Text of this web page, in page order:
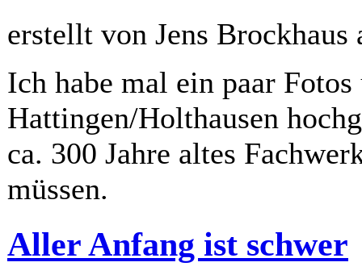
erstellt von Jens Brockhaus
Ich habe mal ein paar
Hattingen/Holthausen
ca. 300 Jahre altes
müssen.
Aller Anfang ist schwer